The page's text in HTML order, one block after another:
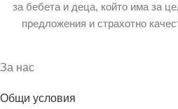
за бебета и деца, който има за
предложения и страхотно
За нас
Общи условия